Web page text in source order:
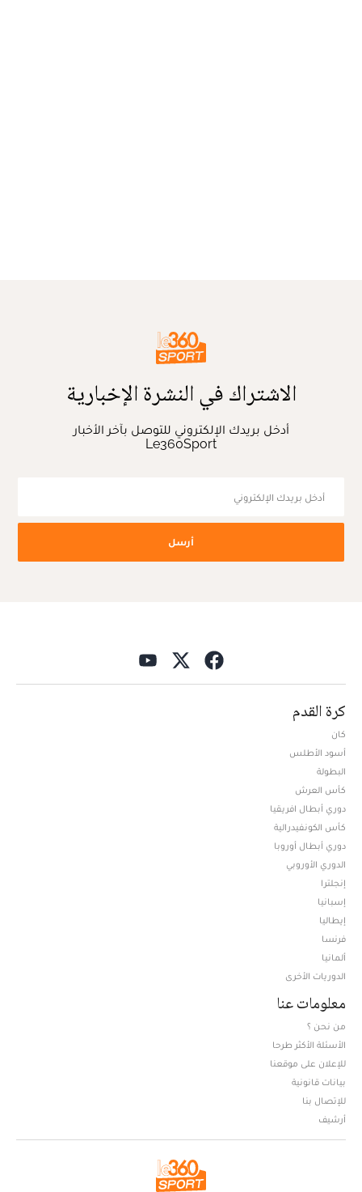
الاشتراك في النشرة الإخبارية
أدخل بريدك الإلكتروني للتوصل بآخر الأخبار
Le360Sport
أرسل
كرة القدم
كان
أسود الأطلس
البطولة
كأس العرش
دوري أبطال افريقيا
كأس الكونفيدرالية
دوري أبطال أوروبا
الدوري الأوروبي
إنجلترا
إسبانيا
إيطاليا
فرنسا
ألمانيا
الدوريات الأخرى
معلومات عنا
من نحن ؟
الأسئلة الأكثر طرحا
للإعلان على موقعنا
بيانات قانونية
للإتصال بنا
أرشيف